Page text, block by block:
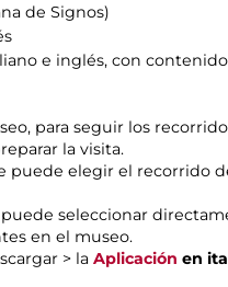
de Signos)
e inglés, con
para seguir los
la visita.
puede elegir el recorrido
seleccionar
en el museo.
> la Aplicación en